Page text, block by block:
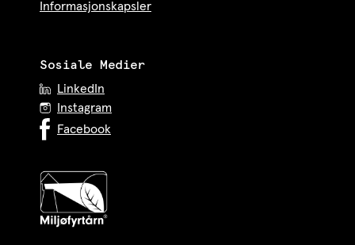
Informasjonskapsler
Sosiale Medier
LinkedIn
Instagram
Facebook